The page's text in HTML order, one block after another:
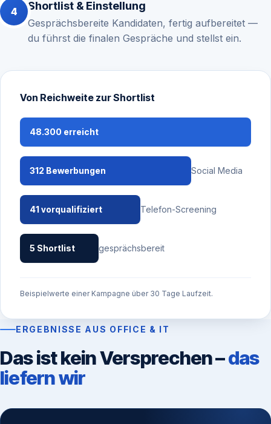
Shortlist & Einstellung
Gesprächsbereite Kandidaten, fertig aufbereitet —
du führst die finalen Gespräche und stellst ein.
Von Reichweite zur Shortlist
48.300 erreicht
312 Bewerbungen Social Media
41 vorqualifiziert Telefon-Screening
5 Shortlist gesprächsbereit
Beispielwerte einer Kampagne über 30 Tage Laufzeit.
ERGEBNISSE AUS OFFICE & IT
Das ist kein Versprechen –das
liefern wir